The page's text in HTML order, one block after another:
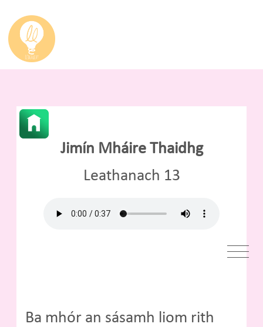
Jimín Mháire Thaidhg
Leathanach 13
Ba mhór an sásamh liom rith